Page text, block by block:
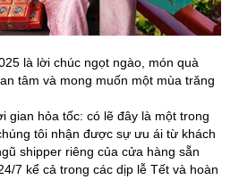
là lời chúc ngọt ngào, món quà
tâm và mong muốn một mùa trăng
gian hỏa tốc: có lẽ đây là một trong
tôi nhận được sự ưu ái từ khách
shipper riêng của cửa hàng sẵn
7 kể cả trong các dịp lễ Tết và hoàn